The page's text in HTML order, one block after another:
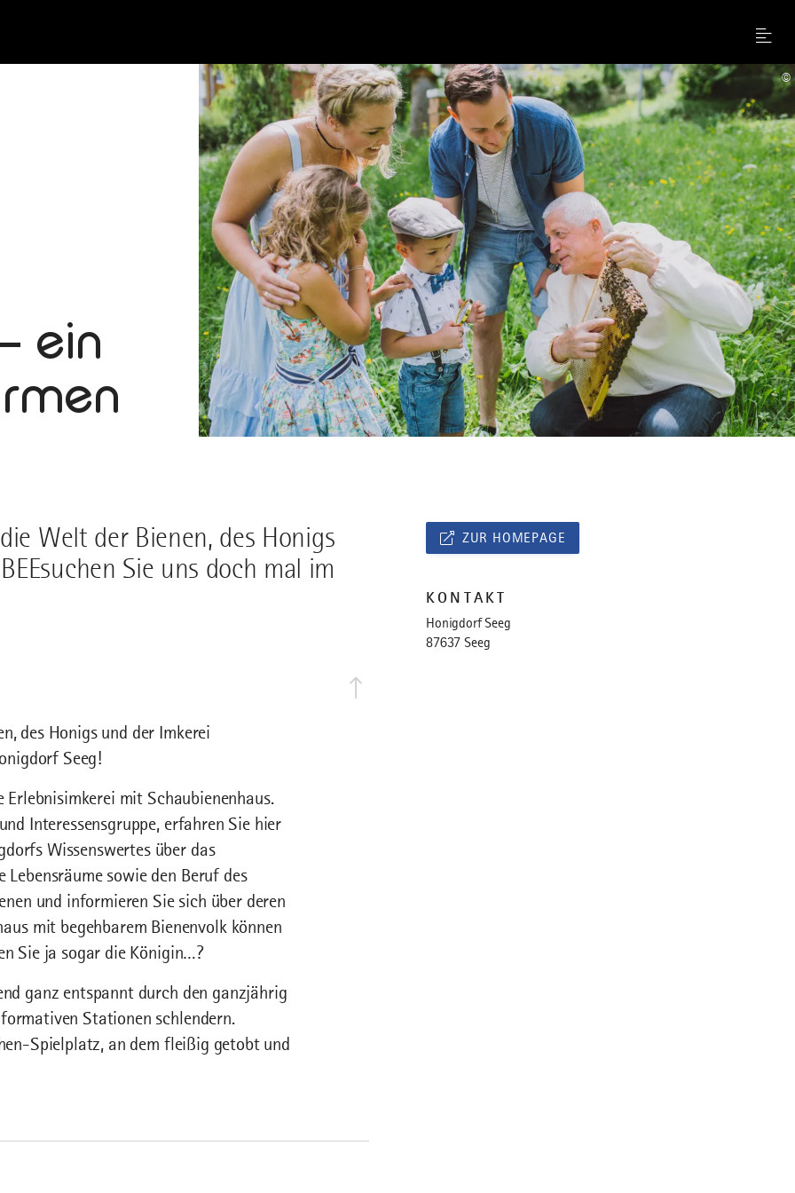
Menu
ein
©
Welt der Bienen, des Honigs
Sie uns doch mal im
des Honigs und der Imkerei
Seeg!
mit Schaubienenhaus.
Interessensgruppe, erfahren Sie hier
Wissenswertes über das
sowie den Beruf des
und informieren Sie sich über deren
mit begehbarem Bienenvolk können
Sie ja sogar die Königin…?
ganz entspannt durch den ganzjährig
Stationen schlendern.
Spielplatz, an dem fleißig getobt und
ZUR HOMEPAGE
KONTAKT
Honigdorf Seeg
87637 Seeg